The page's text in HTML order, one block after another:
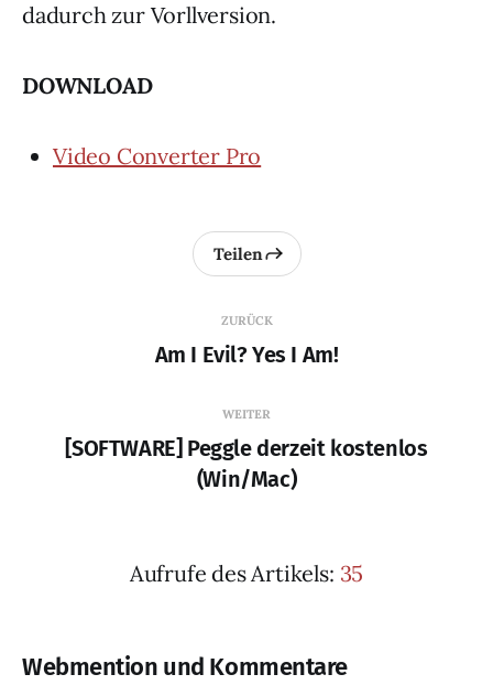
dadurch zur Vorllversion.
DOWNLOAD
Video Converter Pro
ZURÜCK
Am I Evil? Yes I Am!
Teilen
WEITER
[SOFTWARE] Peggle derzeit kostenlos
(Win/Mac)
Aufrufe des Artikels: 35
Webmention und Kommentare